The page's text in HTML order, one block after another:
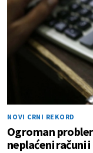
NOVI CRNI REKORD
Ogroman
neplaćeni računi